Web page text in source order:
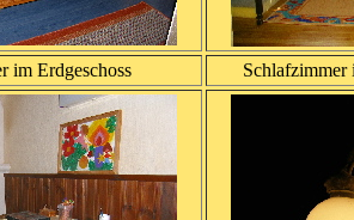
im Erdgeschoss